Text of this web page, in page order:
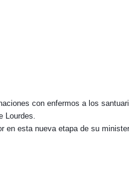
con enfermos a los
Lourdes.
esta nueva etapa de su